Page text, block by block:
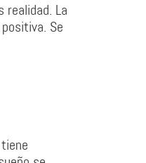
realidad. La
Se